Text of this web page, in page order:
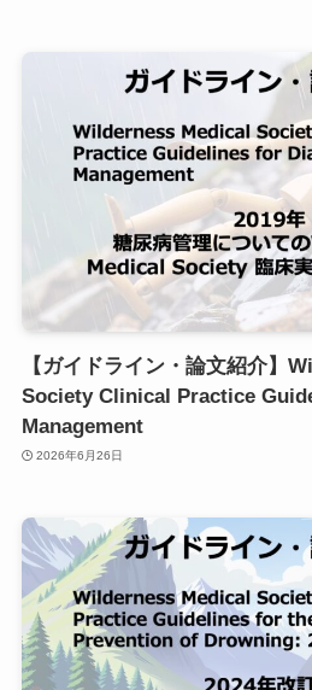
【ガイドライン・論文紹介】
Society Clinical Practice
Management
2026年6月26日